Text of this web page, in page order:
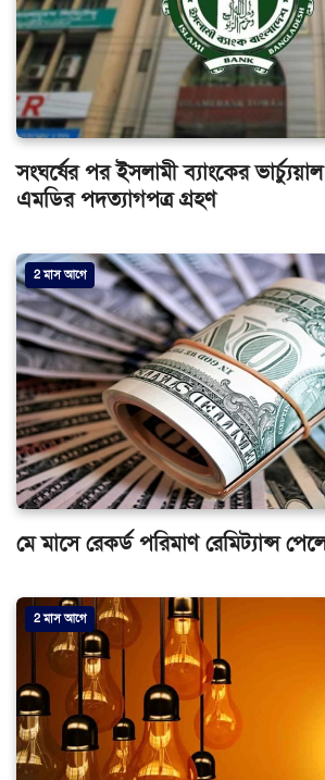
সংঘর্ষের পর ইসলামী ব্যাংকের
এমডির পদত্যাগপত্র গ্রহণ
2 মাস আগে
মে মাসে রেকর্ড পরিমাণ রেমিট্যান্স
2 মাস আগে